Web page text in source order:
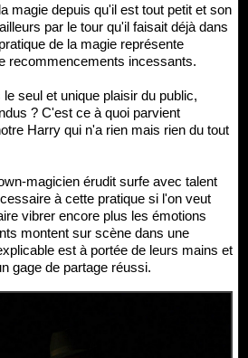
magie depuis qu'il est tout petit et son
par le tour qu'il faisait déjà dans
de la magie représente
recommencements incessants.
seul et unique plaisir du public,
? C'est ce à quoi parvient
Harry qui n'a rien mais rien du tout
magicien érudit surfe avec talent
à cette pratique si l'on veut
vibrer encore plus les émotions
montent sur scène dans une
est à portée de leurs mains et
gage de partage réussi.